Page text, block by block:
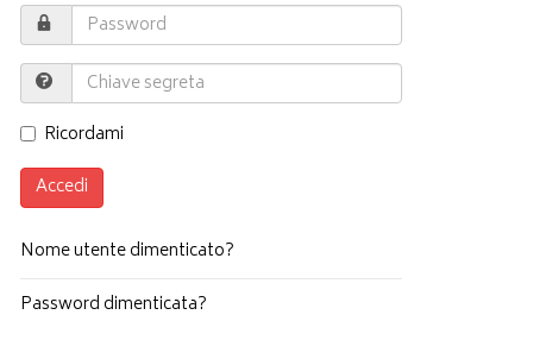
Ricordami
Accedi
Nome utente dimenticato?
Password dimenticata?